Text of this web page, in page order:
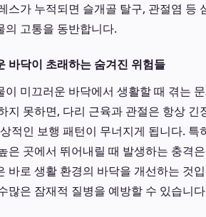
스가 누적되면 슬개골 탈구, 관절염 등
의 고통을 동반합니다.
바닥이 초래하는 숨겨진 위험들
이 미끄러운 바닥에서 생활할 때 겪는
지 못하면, 다리 근육과 관절은 항상
적인 보행 패턴이 무너지게 됩니다.
은 곳에서 뛰어내릴 때 발생하는 충격
바로 생활 환경의 바닥을 개선하는 것
많은 잠재적 질병을 예방할 수 있습니